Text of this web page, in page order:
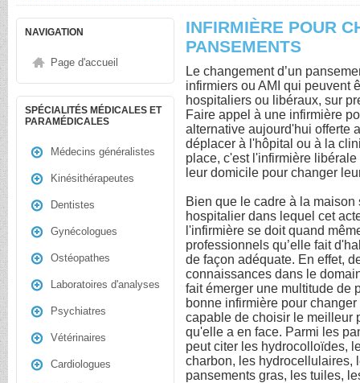
NAVIGATION
Page d'accueil
SPÉCIALITÉS MÉDICALES ET
PARAMÉDICALES
Médecins généralistes
Kinésithérapeutes
Dentistes
Gynécologues
Ostéopathes
Laboratoires d'analyses
Psychiatres
Vétérinaires
Cardiologues
INFIRMIÈRE POUR
PANSEMENTS
Le changement d’un
infirmiers ou AMI qui peuvent
hospitaliers ou libéraux, sur
Faire appel à une infirmière
alternative aujourd'hui offerte
déplacer à l'hôpital ou à la
place, c'est l'infirmière
leur domicile pour changer
Bien que le cadre à la
hospitalier dans lequel cet
l'infirmière se doit quand
professionnels qu’elle fait
de façon adéquate. En effet,
connaissances dans le
fait émerger une multitude de
bonne infirmière pour
capable de choisir le meilleur
qu'elle a en face. Parmi les
peut citer les hydrocolloïdes,
charbon, les hydrocellulaires,
pansements gras, les tuiles,